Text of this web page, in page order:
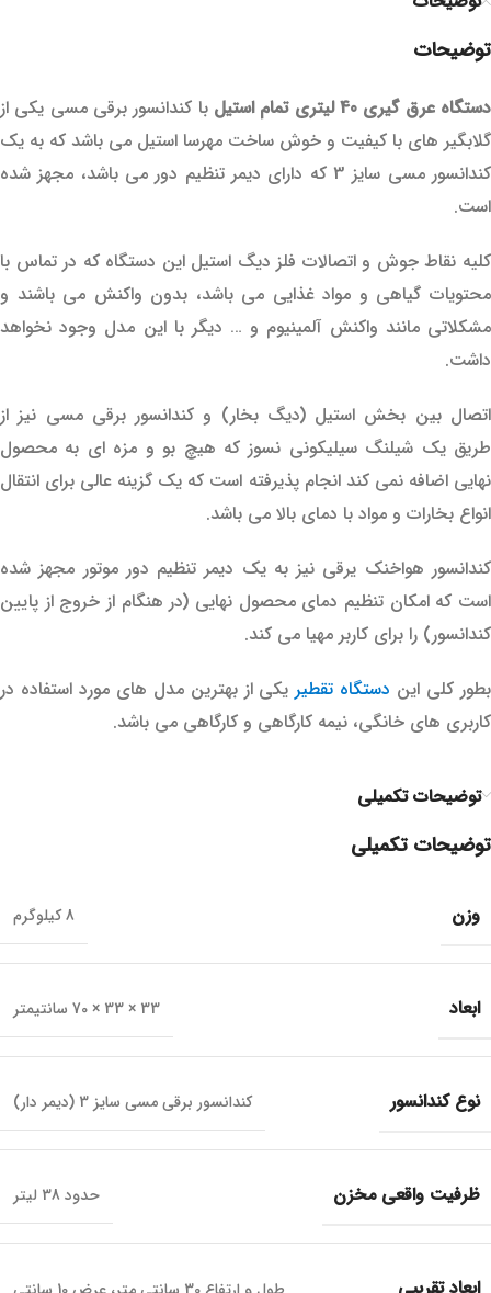
توضیحات
دستگاه عرق گیری 40 لیتری تمام استیل با کندانسور برقی مسی یکی از
گلابگیر های با کیفیت و خوش ساخت مهرسا استیل می باشد که به یک
کندانسور مسی سایز 3 که دارای دیمر تنظیم دور می باشد، مجهز شده
است.
کلیه نقاط جوش و اتصالات فلز دیگ استیل این دستگاه که در تماس با
محتویات گیاهی و مواد غذایی می باشد، بدون واکنش می باشند و
مشکلاتی مانند واکنش آلمینیوم و … دیگر با این مدل وجود نخواهد
داشت.
اتصال بین بخش استیل (دیگ بخار) و کندانسور برقی مسی نیز از
طریق یک شیلنگ سیلیکونی نسوز که هیچ بو و مزه ای به محصول
نهایی اضافه نمی کند انجام پذیرفته است که یک گزینه عالی برای انتقال
انواع بخارات و مواد با دمای بالا می باشد.
کندانسور هواخنک یرقی نیز به یک دیمر تنظیم دور موتور مجهز شده
است که امکان تنظیم دمای محصول نهایی (در هنگام از خروج از پایین
کندانسور) را برای کاربر مهیا می کند.
بطور کلی این دستگاه تقطیر یکی از بهترین مدل های مورد استفاده در
کاربری های خانگی، نیمه کارگاهی و کارگاهی می باشد.
توضیحات تکمیلی
توضیحات تکمیلی
وزن 8 کیلوگرم
ابعاد 33 × 33 × 70 سانتیمتر
نوع کندانسور کندانسور برقی مسی سایز 3 (دیمر دار)
ظرفیت واقعی مخزن حدود 38 لیتر